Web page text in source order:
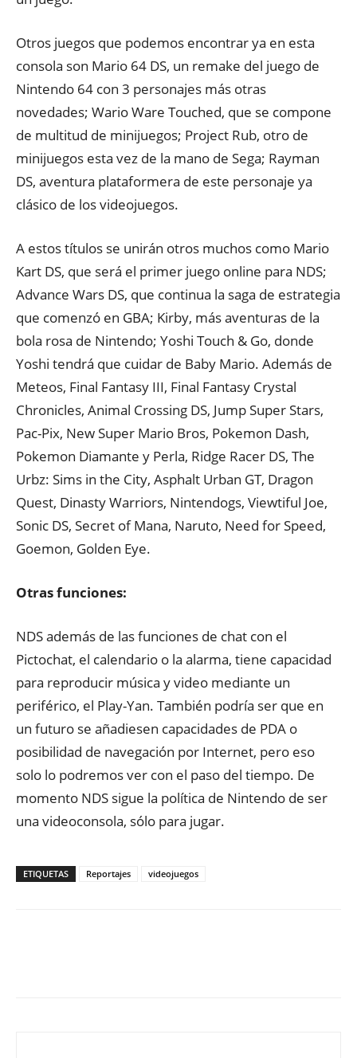
Otros juegos que podemos encontrar ya en esta
consola son Mario 64 DS, un remake del juego de
Nintendo 64 con 3 personajes más otras
novedades; Wario Ware Touched, que se compone
de multitud de minijuegos; Project Rub, otro de
minijuegos esta vez de la mano de Sega; Rayman
DS, aventura plataformera de este personaje ya
clásico de los videojuegos.
A estos títulos se unirán otros muchos como Mario
Kart DS, que será el primer juego online para NDS;
Advance Wars DS, que continua la saga de estrategia
que comenzó en GBA; Kirby, más aventuras de la
bola rosa de Nintendo; Yoshi Touch & Go, donde
Yoshi tendrá que cuidar de Baby Mario. Además de
Meteos, Final Fantasy III, Final Fantasy Crystal
Chronicles, Animal Crossing DS, Jump Super Stars,
Pac-Pix, New Super Mario Bros, Pokemon Dash,
Pokemon Diamante y Perla, Ridge Racer DS, The
Urbz: Sims in the City, Asphalt Urban GT, Dragon
Quest, Dinasty Warriors, Nintendogs, Viewtiful Joe,
Sonic DS, Secret of Mana, Naruto, Need for Speed,
Goemon, Golden Eye.
Otras funciones:
NDS además de las funciones de chat con el
Pictochat, el calendario o la alarma, tiene capacidad
para reproducir música y video mediante un
periférico, el Play-Yan. También podría ser que en
un futuro se añadiesen capacidades de PDA o
posibilidad de navegación por Internet, pero eso
solo lo podremos ver con el paso del tiempo. De
momento NDS sigue la política de Nintendo de ser
una videoconsola, sólo para jugar.
ETIQUETAS Reportajes videojuegos